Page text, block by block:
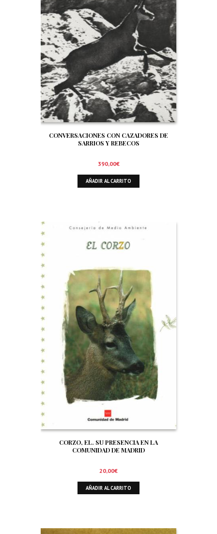
CONVERSACIONES CON CAZADORES DE
SARRIOS Y REBECOS
390,00€
AÑADIR AL CARRITO
CORZO, EL. SU PRESENCIA EN LA
COMUNIDAD DE MADRID
20,00€
AÑADIR AL CARRITO